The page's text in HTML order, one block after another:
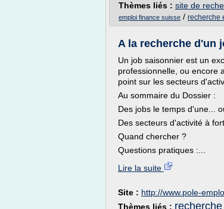
Thèmes liés : site de
emploi finance suisse / recherche
A la recherche d'un
Un job saisonnier est un
professionnelle, ou encore
point sur les secteurs
Au sommaire du Dossier :
Des jobs le temps d'une...
Des secteurs d'activité à
Quand chercher ?
Questions pratiques :...
Lire la suite
Site : http://www.pole-
Thèmes liés :